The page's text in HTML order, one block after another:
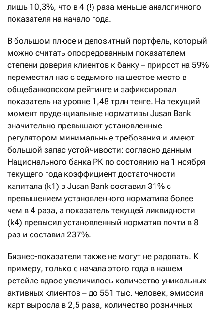
лишь 10,3%, что в 4 (!) раза меньше аналогичного
показателя на начало года.
В большом плюсе и депозитный портфель, который
можно считать опосредованным показателем
степени доверия клиентов к банку – прирост на 59%
переместил нас с седьмого на шестое место в
общебанковском рейтинге и зафиксировал
показатель на уровне 1,48 трлн тенге. На текущий
момент пруденциальные нормативы Jusan Bank
значительно превышают установленные
регулятором минимальные требования и имеют
большой запас устойчивости: согласно данным
Национального банка РК по состоянию на 1 ноября
текущего года коэффициент достаточности
капитала (k1) в Jusan Bank составил 31% с
превышением установленного норматива более
чем в 4 раза, а показатель текущей ликвидности
(k4) превысил установленный норматив почти в 8
раз и составил 237%.
Бизнес-показатели также не могут не радовать. К
примеру, только с начала этого года в нашем
ретейле вдвое увеличилось количество уникальных
активных клиентов – до 551 тыс. человек, эмиссия
карт выросла в 2,5 раза, количество розничных